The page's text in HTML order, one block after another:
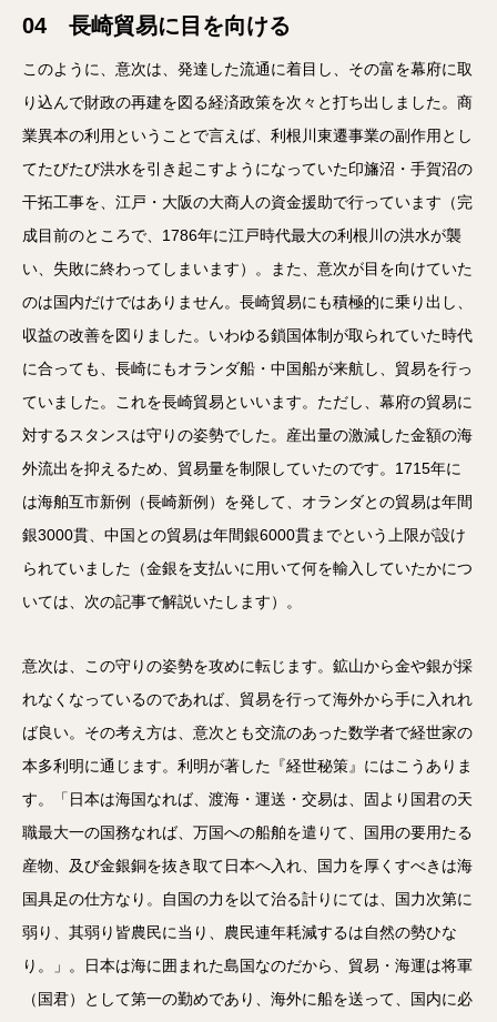
04 長崎貿易に目を向ける
このように、意次は、発達した流通に着目し、その富を幕府に取
り込んで財政の再建を図る経済政策を次々と打ち出しました。商
業異本の利用ということで言えば、利根川東遷事業の副作用とし
てたびたび洪水を引き起こすようになっていた印旛沼・手賀沼の
干拓工事を、江戸・大阪の大商人の資金援助で行っています（完
成目前のところで、1786年に江戸時代最大の利根川の洪水が襲
い、失敗に終わってしまいます）。また、意次が目を向けていた
のは国内だけではありません。長崎貿易にも積極的に乗り出し、
収益の改善を図りました。いわゆる鎖国体制が取られていた時代
に合っても、長崎にもオランダ船・中国船が来航し、貿易を行っ
ていました。これを長崎貿易といいます。ただし、幕府の貿易に
対するスタンスは守りの姿勢でした。産出量の激減した金額の海
外流出を抑えるため、貿易量を制限していたのです。1715年に
は海舶互市新例（長崎新例）を発して、オランダとの貿易は年間
銀3000貫、中国との貿易は年間銀6000貫までという上限が設け
られていました（金銀を支払いに用いて何を輸入していたかにつ
いては、次の記事で解説いたします）。
意次は、この守りの姿勢を攻めに転じます。鉱山から金や銀が採
れなくなっているのであれば、貿易を行って海外から手に入れれ
ば良い。その考え方は、意次とも交流のあった数学者で経世家の
本多利明に通じます。利明が著した『経世秘策』にはこうありま
す。「日本は海国なれば、渡海・運送・交易は、固より国君の天
職最大一の国務なれば、万国への船舶を遣りて、国用の要用たる
産物、及び金銀銅を抜き取て日本へ入れ、国力を厚くすべきは海
国具足の仕方なり。自国の力を以て治る計りにては、国力次第に
弱り、其弱り皆農民に当り、農民連年耗減するは自然の勢ひな
り。」。日本は海に囲まれた島国なのだから、貿易・海運は将軍
（国君）として第一の勤めであり、海外に船を送って、国内に必